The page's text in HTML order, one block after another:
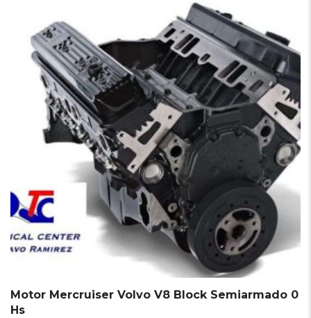
Motor Mercruiser Volvo V8 Block Semiarmado 0
Hs